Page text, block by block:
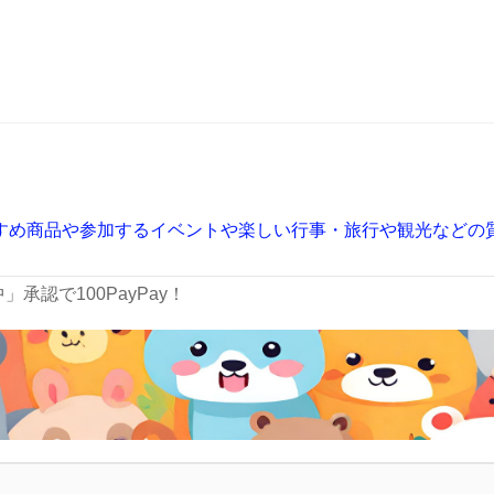
め商品や参加するイベントや楽しい行事・旅行や観光などの
承認で100PayPay！